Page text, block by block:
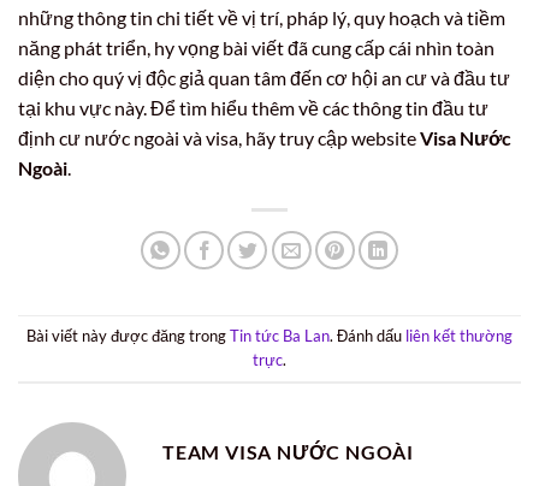
những thông tin chi tiết về vị trí, pháp lý, quy hoạch và tiềm
năng phát triển, hy vọng bài viết đã cung cấp cái nhìn toàn
diện cho quý vị độc giả quan tâm đến cơ hội an cư và đầu tư
tại khu vực này. Để tìm hiểu thêm về các thông tin đầu tư
định cư nước ngoài và visa, hãy truy cập websiteVisa Nước
Ngoài
Bài viết này được đăng trongTin tức Ba Lan. Đánh dấu liên kết thường
trực.
TEAM VISA NƯỚC NGOÀI